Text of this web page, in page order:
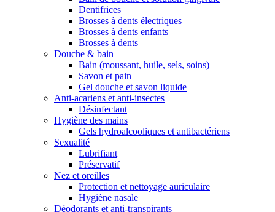
Dentifrices
Brosses à dents électriques
Brosses à dents enfants
Brosses à dents
Douche & bain
Bain (moussant, huile, sels, soins)
Savon et pain
Gel douche et savon liquide
Anti-acariens et anti-insectes
Désinfectant
Hygiène des mains
Gels hydroalcooliques et antibactériens
Sexualité
Lubrifiant
Préservatif
Nez et oreilles
Protection et nettoyage auriculaire
Hygiène nasale
Déodorants et anti-transpirants